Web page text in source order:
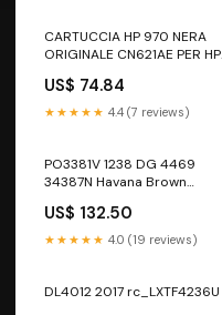
CARTUCCIA HP 970 NERA
ORIGINALE CN621AE PER HP
CN621AE 970 3.000 PAGINE
Rotoli di Carta
US$ 74.84
★★★★★ 4.4 (7 reviews)
PO3381V 1238 DG 4469
34387N Havana Brown
US$ 132.50
★★★★★ 4.0 (19 reviews)
DL4012 2017 rc_LXTF4236U